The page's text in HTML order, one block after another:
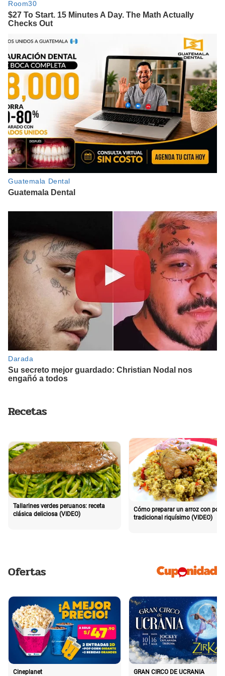
Recetas
Tallarines verdes peruanos: receta
clásica deliciosa (VIDEO)
Cómo preparar un arroz con pollo
tradicional riquísimo (VIDEO)
Ofertas
Cineplanet GRAN CIRCO DE UCRANIA